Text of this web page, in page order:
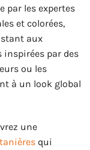
par les expertes
et colorées,
aux
par des
ou les
à un look global
une
qui